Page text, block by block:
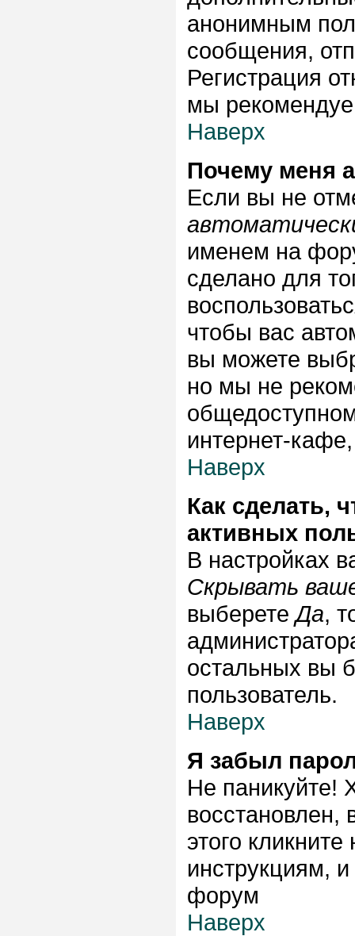
анонимным
сообщения,
Регистрация
мы
Наверх
Почему меня
Если вы не
именем на
сделано для
чтобы вас
вы можете
но мы не
интернет-
Наверх
Как сделать,
активных
В настройках
Скрывать
выберетеДа,
остальных вы
пользователь.
Наверх
Я забыл
Не паникуйте!
этого
инструкциям,
форум
Наверх